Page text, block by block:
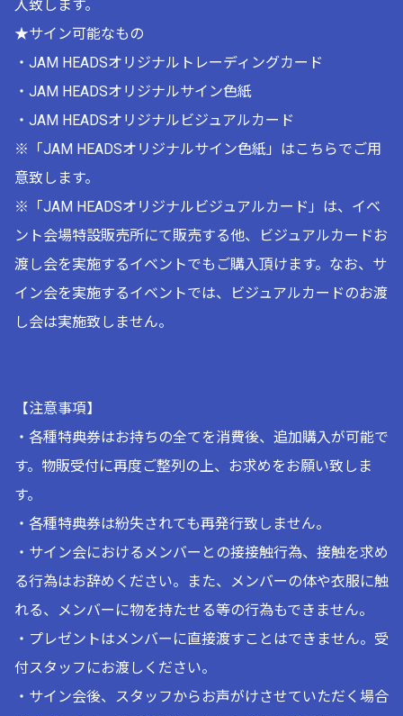
入致します。
★サイン可能なもの
・JAM HEADSオリジナルトレーディングカード
・JAM HEADSオリジナルサイン色紙
・JAM HEADSオリジナルビジュアルカード
※「JAM HEADSオリジナルサイン色紙」はこちらでご用
意致します。
※「JAM HEADSオリジナルビジュアルカード」は、イベ
ント会場特設販売所にて販売する他、ビジュアルカードお
渡し会を実施するイベントでもご購入頂けます。なお、サ
イン会を実施するイベントでは、ビジュアルカードのお渡
し会は実施致しません。
【注意事項】
・各種特典券はお持ちの全てを消費後、追加購入が可能で
す。物販受付に再度ご整列の上、お求めをお願い致しま
す。
・各種特典券は紛失されても再発行致しません。
・サイン会におけるメンバーとの接接触行為、接触を求め
る行為はお辞めください。また、メンバーの体や衣服に触
れる、メンバーに物を持たせる等の行為もできません。
・プレゼントはメンバーに直接渡すことはできません。受
付スタッフにお渡しください。
・サイン会後、スタッフからお声がけさせていただく場合